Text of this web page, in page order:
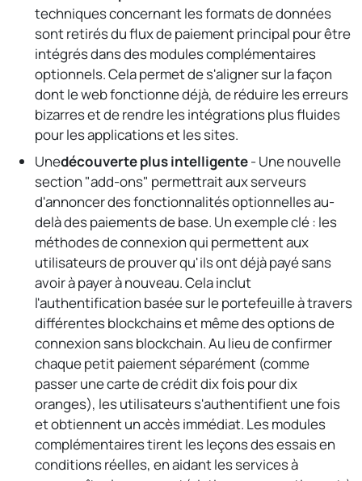
techniques concernant les formats de données
sont retirés du flux de paiement principal pour être
intégrés dans des modules complémentaires
optionnels. Cela permet de s'aligner sur la façon
dont le web fonctionne déjà, de réduire les erreurs
bizarres et de rendre les intégrations plus fluides
pour les applications et les sites.
Unedécouverte plus intelligente- Une nouvelle
section "add-ons" permettrait aux serveurs
d'annoncer des fonctionnalités optionnelles au-
delà des paiements de base. Un exemple clé : les
méthodes de connexion qui permettent aux
utilisateurs de prouver qu'ils ont déjà payé sans
avoir à payer à nouveau. Cela inclut
l'authentification basée sur le portefeuille à travers
différentes blockchains et même des options de
connexion sans blockchain. Au lieu de confirmer
chaque petit paiement séparément (comme
passer une carte de crédit dix fois pour dix
oranges), les utilisateurs s'authentifient une fois
et obtiennent un accès immédiat. Les modules
complémentaires tirent les leçons des essais en
conditions réelles, en aidant les services à